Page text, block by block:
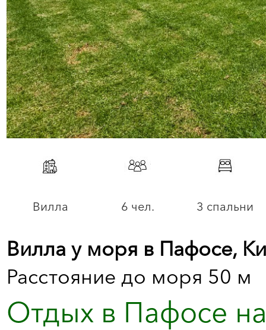
Вилла 6 чел. 3 спальни
Вилла у моря в Пафосе,
Расстояние до моря 50 м
Отдых в Пафосе